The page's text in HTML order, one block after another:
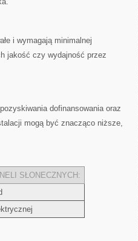
i wymagają minimalnej
jakość czy wydajność ‍przez
dofinansowania oraz
mogą być znacząco niższe,
SŁONECZNYCH: